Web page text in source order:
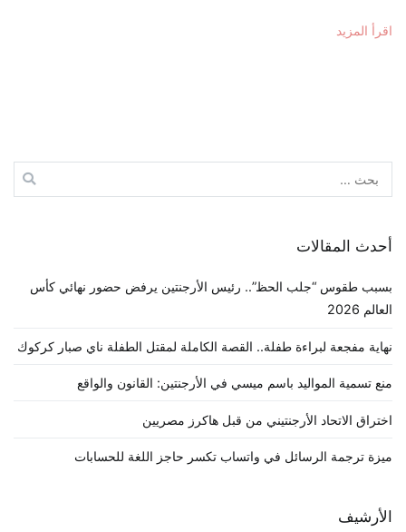
اقرأ المزيد
عن:
أحدث المقالات
بسبب طقوس “جلب الحظ”.. رئيس الأرجنتين يرفض حضور نهائي كأس
العالم 2026
نهاية مفجعة لبراءة طفلة.. القصة الكاملة لمقتل الطفلة ناي صبار كركوك
منع تسمية المواليد باسم ميسي في الأرجنتين: القانون والواقع
اختراق الاتحاد الأرجنتيني من قبل هاكرز مصريين
ميزة ترجمة الرسائل في واتساب تكسر حاجز اللغة للحسابات
الأرشيف